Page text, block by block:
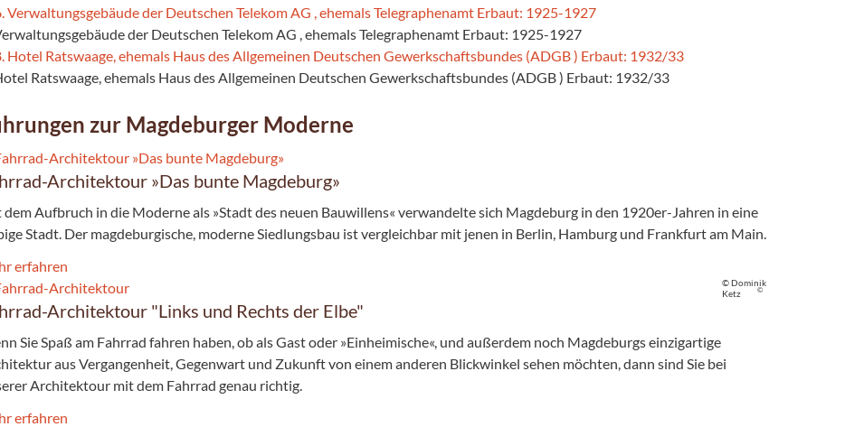
der Deutschen Telekom AG , ehemals Telegraphenamt Erbaut: 1925-1927
Ratswaage, ehemals Haus des Allgemeinen Deutschen Gewerkschaftsbundes (ADGB ) Erbaut: 1932/33
zur Magdeburger Moderne
Architektour »Das bunte Magdeburg»
Aufbruch in die Moderne als »Stadt des neuen Bauwillens« verwandelte sich Magdeburg in den 1920er-Jahren in eine
Stadt. Der magdebur­gische, moderne Siedlungsbau ist vergleichbar mit jenen in Berlin, Hamburg und Frankfurt am Main.
erfahren
©
© Dominik
Ketz
Architektour "Links und Rechts der Elbe"
Sie Spaß am Fahrrad fahren haben, ob als Gast oder »Einheimische«, und außerdem noch Magdeburgs einzigartige
aus Vergangenheit, Gegenwart und Zukunft von einem anderen Blickwinkel sehen möchten, dann sind Sie bei
Architektour mit dem Fahrrad genau richtig.
erfahren